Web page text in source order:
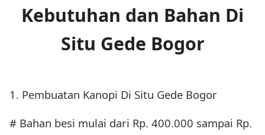
Kebutuhan dan Bahan Di
Situ Gede Bogor
1. Pembuatan Kanopi Di Situ Gede Bogor
# Bahan besi mulai dari Rp. 400.000 sampai Rp.